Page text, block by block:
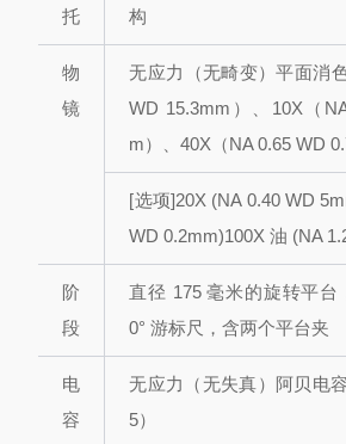
托
构
物
镜
无应力（无畸变）平面消
WD 15.3mm）
、10X（
m）
、40X（NA 0.65 WD
[选项]20X (NA 0.40 WD
WD 0.2mm)100X 油 (NA
阶
段
直径 175 毫米的旋转平台
0° 游标尺，含两个平台夹
电
容
无应力（无失真）阿贝电
5）